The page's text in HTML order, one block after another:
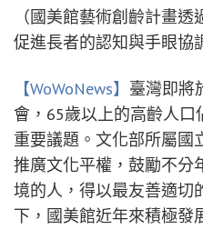
（國美館藝術創齡計畫
促進長者的認知與手眼協
【WoWoNews】 臺灣即將
會，65歲以上的高齡人口
重要議題。文化部所屬國
推廣文化平權，鼓勵不分
境的人，得以最友善適切
下，國美館近年來積極發